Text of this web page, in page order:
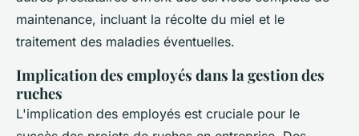
maintenance, incluant la récolte du miel et le
traitement des maladies éventuelles.
Implication des employés dans la gestion des
ruches
L'implication des employés est cruciale pour le